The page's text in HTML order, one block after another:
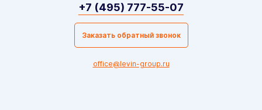
+7 (495) 777-55-07
Заказать обратный звонок
office@levin-group.ru